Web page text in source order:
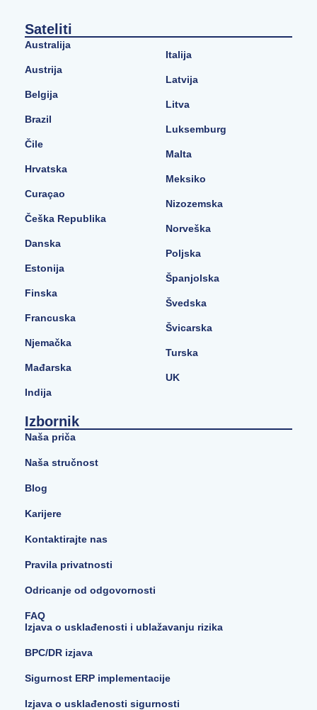
Sateliti
Australija
Austrija
Belgija
Brazil
Čile
Hrvatska
Curaçao
Češka Republika
Danska
Estonija
Finska
Francuska
Njemačka
Mađarska
Indija
Italija
Latvija
Litva
Luksemburg
Malta
Meksiko
Nizozemska
Norveška
Poljska
Španjolska
Švedska
Švicarska
Turska
UK
Izbornik
Naša priča
Naša stručnost
Blog
Karijere
Kontaktirajte nas
Pravila privatnosti
Odricanje od odgovornosti
FAQ
Izjava o usklađenosti i ublažavanju rizika
BPC/DR izjava
Sigurnost ERP implementacije
Izjava o usklađenosti sigurnosti